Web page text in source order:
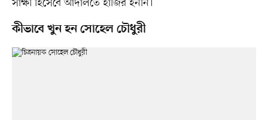
কীভাবে খুন হন সোহেল চৌধুরী